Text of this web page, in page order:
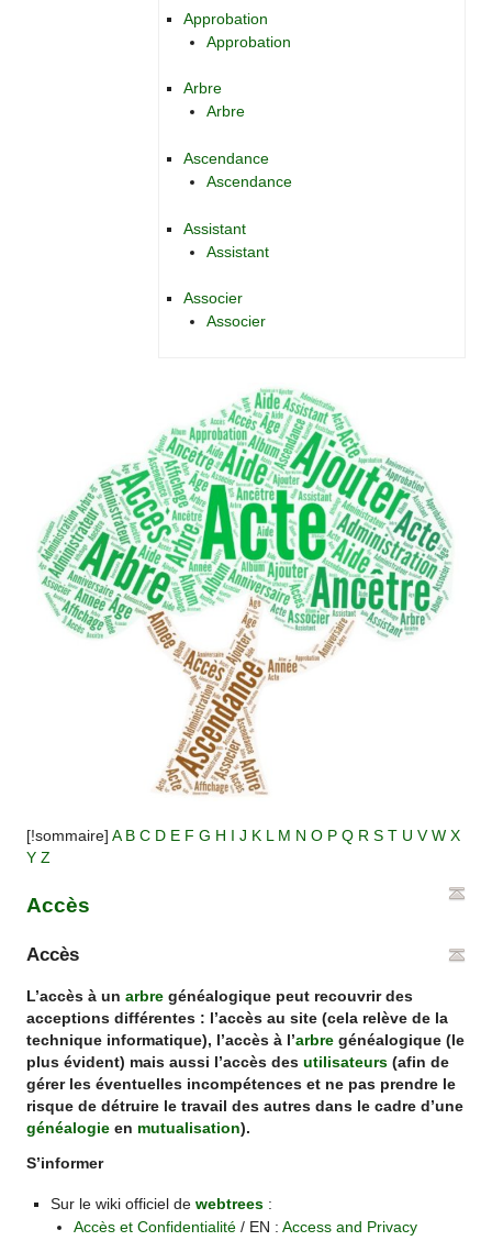
Approbation
Approbation
Arbre
Arbre
Ascendance
Ascendance
Assistant
Assistant
Associer
Associer
[!sommaire]A B C D E F G H J K L M N O P Q R S T U V W X
Y Z
Accès
Accès
L’accès à unarbre généalogique peut recouvrir des
acceptions différentes : l’accès au site (cela relève de la
technique informatique), l’accès à l’arbre généalogique (le
plus évident) mais aussi l’accès desutilisateurs (afin de
gérer les éventuelles incompétences et ne pas prendre le
risque de détruire le travail des autres dans le cadre d’une
généalogie en mutualisation).
S’informer
Sur le wiki officiel de webtrees:
Accès et Confidentialité / EN :Access and Privacy